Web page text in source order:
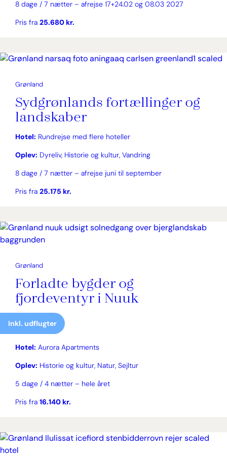
8 dage / 7 nætter – afrejse 17+24.02 og 08.03 2027
Pris fra 25.680 kr.
Grønland
Sydgrønlands fortællinger og
landskaber
Hotel: Rundrejse med flere hoteller
Oplev: Dyreliv, Historie og kultur, Vandring
8 dage / 7 nætter – afrejse juni til september
Pris fra 25.175 kr.
Grønland
Forladte bygder og
fjordeventyr i Nuuk
Inkl. udflugter
Hotel: Aurora Apartments
Oplev: Historie og kultur, Natur, Sejltur
5 dage / 4 nætter – hele året
Pris fra 16.140 kr.